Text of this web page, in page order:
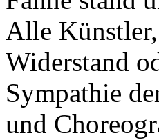
Alle
Widerstand
Sympathie
und